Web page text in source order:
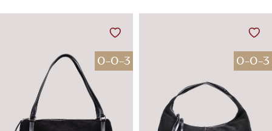
0-0-3 0-0-3